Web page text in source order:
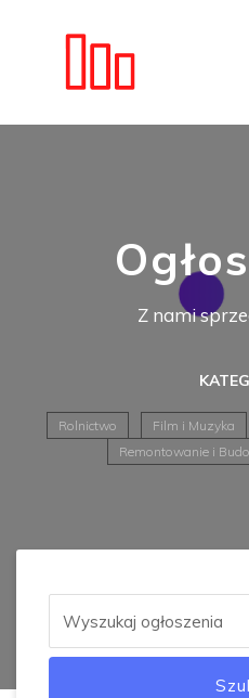
Z nami
Rolnictwo Film i Muzyka
Remontowanie i